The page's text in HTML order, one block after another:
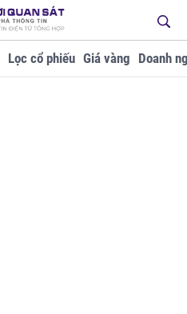
Lọc cổ phiếu Giá vàng Doanh